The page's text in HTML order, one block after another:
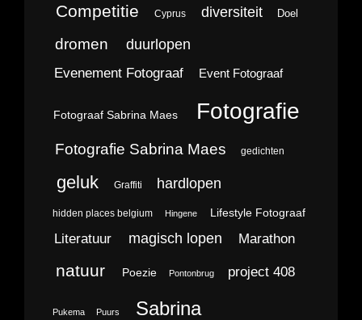
Competitie Cyprus diversiteit Doel
dromen duurlopen
Evenement Fotograaf Event Fotograaf
Fotograaf Sabrina Maes Fotografie
Fotografie Sabrina Maes gedichten
geluk Graffiti hardlopen
hidden places belgium Hingene Lifestyle Fotograaf
Literatuur magisch lopen Marathon
natuur Poezie Pontonbrug project 408
Pukema Puurs Sabrina